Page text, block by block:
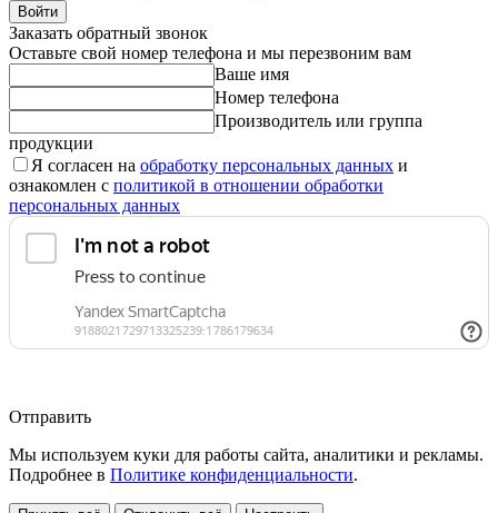
Войти
Заказать обратный звонок
Оставьте свой номер телефона и мы перезвоним вам
Ваше имя
Номер телефона
Производитель или группа
продукции
Я согласен на обработку персональных данных и
ознакомлен с политикой в отношении обработки
персональных данных
Отправить
Мы используем куки для работы сайта, аналитики и рекламы.
Подробнее в Политике конфиденциальности.